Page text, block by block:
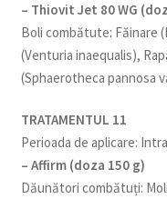
– Thiovit Jet 80 WG
Boli combătute: Făinare
(Venturia inaequalis),
(Sphaerotheca pannosa
TRATAMENTUL 11
Perioada de aplicare:
– Affirm (doza 150 g)
Dăunători combătuți: